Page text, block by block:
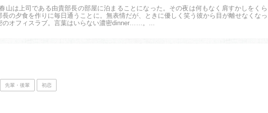
山は上司である由貴部長の部屋に泊まることになった。その夜は何もなく肩すかしをくら
長の夕食を作りに毎日通うことに。無表情だが、ときに優しく笑う彼から目が離せなくなっ
オフィスラブ。言葉はいらない濃密dinner……。...
先輩・後輩 初恋